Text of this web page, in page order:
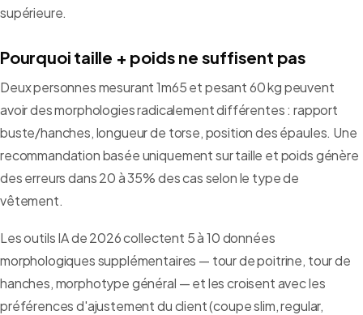
supérieure.
Pourquoi taille + poids ne suffisent pas
Deux personnes mesurant 1m65 et pesant 60 kg peuvent
avoir des morphologies radicalement différentes : rapport
buste/hanches, longueur de torse, position des épaules. Une
recommandation basée uniquement sur taille et poids génère
des erreurs dans 20 à 35% des cas selon le type de
vêtement.
Les outils IA de 2026 collectent 5 à 10 données
morphologiques supplémentaires — tour de poitrine, tour de
hanches, morphotype général — et les croisent avec les
préférences d'ajustement du client (coupe slim, regular,